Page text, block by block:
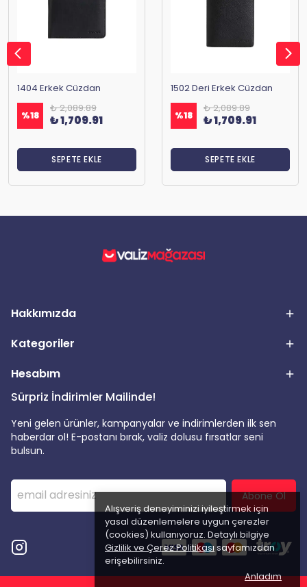
Alışveriş deneyiminizi iyileştirmek için
yasal düzenlemelere uygun çerezler
(cookies) kullanıyoruz. Detaylı bilgiye
Gizlilik ve Çerez Politikası sayfamızdan
erişebilirsiniz.
Anladım
1404 Erkek Cüzdan
%18
₺ 2,089.89
₺ 1,709.91
SEPETE EKLE
1502 Deri Erkek Cüzdan
%18
₺ 2,089.89
₺ 1,709.91
SEPETE EKLE
Hakkımızda
Kategoriler
Hesabım
Sürpriz İndirimler Mailinde!
Yeni gelen ürünler, kampanyalar ve indirimlerden ilk sen
haberdar ol! E-postanı bırak, valiz dolusu fırsatlar seni
bulsun.
Abone Ol